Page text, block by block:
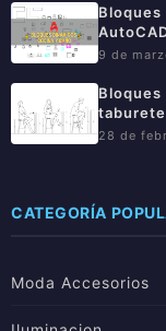
Bloques
9 de
Bloques
28 de
CATEGORÍA
Moda Accesorios